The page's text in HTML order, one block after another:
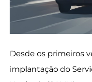
Desde os primeiros
implantação do